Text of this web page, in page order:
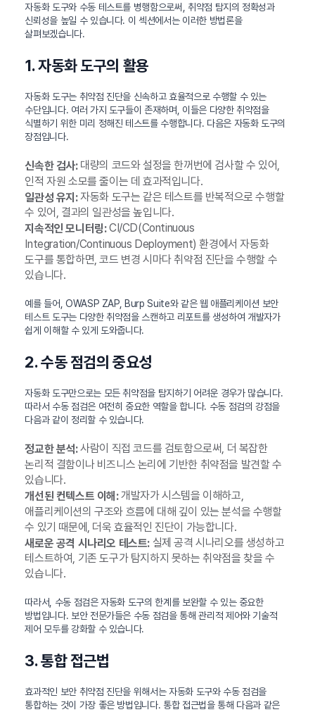
자동화 도구와 수동 테스트를 병행함으로써, 취약점 탐지의 정확성과
신뢰성을 높일 수 있습니다. 이 섹션에서는 이러한 방법론을
살펴보겠습니다.
1. 자동화 도구의 활용
자동화 도구는 취약점 진단을 신속하고 효율적으로 수행할 수 있는
수단입니다. 여러 가지 도구들이 존재하며, 이들은 다양한 취약점을
식별하기 위한 미리 정해진 테스트를 수행합니다. 다음은 자동화 도구의
장점입니다.
신속한 검사:대량의 코드와 설정을 한꺼번에 검사할 수 있어,
인적 자원 소모를 줄이는 데 효과적입니다.
일관성 유지:자동화 도구는 같은 테스트를 반복적으로 수행할
수 있어, 결과의 일관성을 높입니다.
지속적인 모니터링:CI/CD(Continuous
Integration/Continuous Deployment) 환경에서 자동화
도구를 통합하면, 코드 변경 시마다 취약점 진단을 수행할 수
있습니다.
예를 들어, OWASP ZAP, Burp Suite와 같은 웹 애플리케이션 보안
테스트 도구는 다양한 취약점을 스캔하고 리포트를 생성하여 개발자가
쉽게 이해할 수 있게 도와줍니다.
2. 수동 점검의 중요성
자동화 도구만으로는 모든 취약점을 탐지하기 어려운 경우가 많습니다.
따라서 수동 점검은 여전히 중요한 역할을 합니다. 수동 점검의 강점을
다음과 같이 정리할 수 있습니다.
정교한 분석:사람이 직접 코드를 검토함으로써, 더 복잡한
논리적 결함이나 비즈니스 논리에 기반한 취약점을 발견할 수
있습니다.
개선된 컨텍스트 이해:개발자가 시스템을 이해하고,
애플리케이션의 구조와 흐름에 대해 깊이 있는 분석을 수행할
수 있기 때문에, 더욱 효율적인 진단이 가능합니다.
새로운 공격 시나리오 테스트:실제 공격 시나리오를 생성하고
테스트하여, 기존 도구가 탐지하지 못하는 취약점을 찾을 수
있습니다.
따라서, 수동 점검은 자동화 도구의 한계를 보완할 수 있는 중요한
방법입니다. 보안 전문가들은 수동 점검을 통해 관리적 제어와 기술적
제어 모두를 강화할 수 있습니다.
3. 통합 접근법
효과적인 보안 취약점 진단을 위해서는 자동화 도구와 수동 점검을
통합하는 것이 가장 좋은 방법입니다. 통합 접근법을 통해 다음과 같은